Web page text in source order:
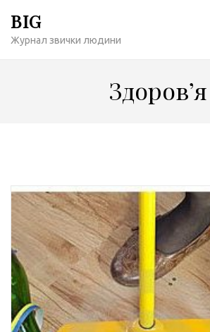
содержимому
BIG
Журнал звички людини
Здоров’я